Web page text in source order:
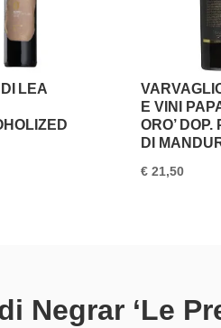
LEA
E VINI
ORO’ DOP.
DI
€ 21,50
Negrar ‘Le